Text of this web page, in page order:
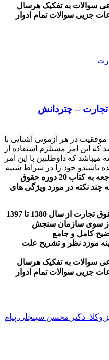
سوالات به تفکیک هرسال
جزیی سوالات تمام ادوار
در هر آزمونی آشنایی با
این امر مستلزم استفاده از
که داوطلبین با این امر
باشندو خود را در شراط شبیه
جهت سهولت مراجعه به کتاب 20 دوره حقوق
چند نکته در مورد ویژگی های
گرداوری 20 دوره سوالات حقوق تجارت از سال 1380 تا 1397
از سوی سازمان سنجش
کامل و جامع
موزد نظر و تشریح علت
سوالات به تفکیک هرسال
جزیی سوالات تمام ادوار